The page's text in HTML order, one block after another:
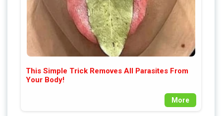
This Simple Trick Removes All Parasites From
Your Body!
More